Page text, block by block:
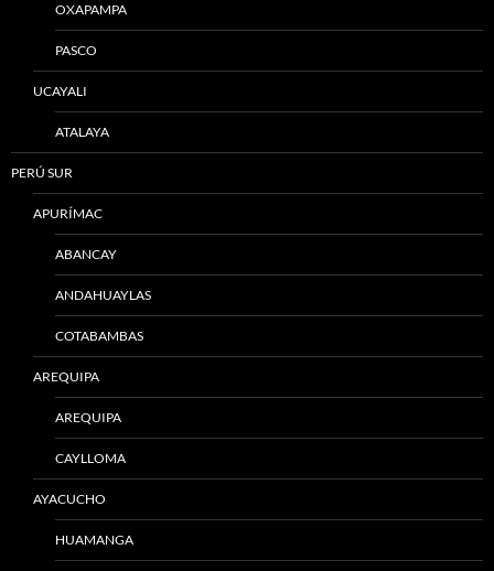
OXAPAMPA
PASCO
UCAYALI
ATALAYA
PERÚ SUR
APURÍMAC
ABANCAY
ANDAHUAYLAS
COTABAMBAS
AREQUIPA
AREQUIPA
CAYLLOMA
AYACUCHO
HUAMANGA